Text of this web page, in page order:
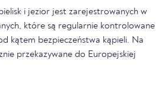
i jezior jest zarejestrowanych w
które są regularnie kontrolowane
kątem bezpieczeństwa kąpieli. Na
przekazywane do Europejskiej